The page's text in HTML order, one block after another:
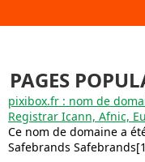
PAGES
pixibox.fr : nom de
Registrar Icann, Afnic,
Ce nom de domaine a
Safebrands